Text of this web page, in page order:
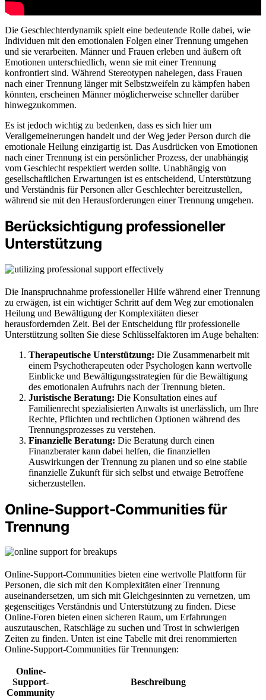
Die Geschlechterdynamik spielt eine bedeutende Rolle dabei, wie
Individuen mit den emotionalen Folgen einer Trennung umgehen
und sie verarbeiten. Männer und Frauen erleben und äußern oft
Emotionen unterschiedlich, wenn sie mit einer Trennung
konfrontiert sind. Während Stereotypen nahelegen, dass Frauen
nach einer Trennung länger mit Selbstzweifeln zu kämpfen haben
könnten, erscheinen Männer möglicherweise schneller darüber
hinwegzukommen.
Es ist jedoch wichtig zu bedenken, dass es sich hier um
Verallgemeinerungen handelt und der Weg jeder Person durch die
emotionale Heilung einzigartig ist. Das Ausdrücken von Emotionen
nach einer Trennung ist ein persönlicher Prozess, der unabhängig
vom Geschlecht respektiert werden sollte. Unabhängig von
gesellschaftlichen Erwartungen ist es entscheidend, Unterstützung
und Verständnis für Personen aller Geschlechter bereitzustellen,
während sie mit den Herausforderungen einer Trennung umgehen.
Berücksichtigung professioneller
Unterstützung
Die Inanspruchnahme professioneller Hilfe während einer Trennung
zu erwägen, ist ein wichtiger Schritt auf dem Weg zur emotionalen
Heilung und Bewältigung der Komplexitäten dieser
herausfordernden Zeit. Bei der Entscheidung für professionelle
Unterstützung sollten Sie diese Schlüsselfaktoren im Auge behalten:
Therapeutische Unterstützung: Die Zusammenarbeit mit
einem Psychotherapeuten oder Psychologen kann wertvolle
Einblicke und Bewältigungsstrategien für die Bewältigung
des emotionalen Aufruhrs nach der Trennung bieten.
Juristische Beratung: Die Konsultation eines auf
Familienrecht spezialisierten Anwalts ist unerlässlich, um Ihre
Rechte, Pflichten und rechtlichen Optionen während des
Trennungsprozesses zu verstehen.
Finanzielle Beratung: Die Beratung durch einen
Finanzberater kann dabei helfen, die finanziellen
Auswirkungen der Trennung zu planen und so eine stabile
finanzielle Zukunft für sich selbst und etwaige Betroffene
sicherzustellen.
Online-Support-Communities für
Trennung
Online-Support-Communities bieten eine wertvolle Plattform für
Personen, die sich mit den Komplexitäten einer Trennung
auseinandersetzen, um sich mit Gleichgesinnten zu vernetzen, um
gegenseitiges Verständnis und Unterstützung zu finden. Diese
Online-Foren bieten einen sicheren Raum, um Erfahrungen
auszutauschen, Ratschläge zu suchen und Trost in schwierigen
Zeiten zu finden. Unten ist eine Tabelle mit drei renommierten
Online-Support-Communities für Trennungen:
Online-
Support-
Community
Beschreibung